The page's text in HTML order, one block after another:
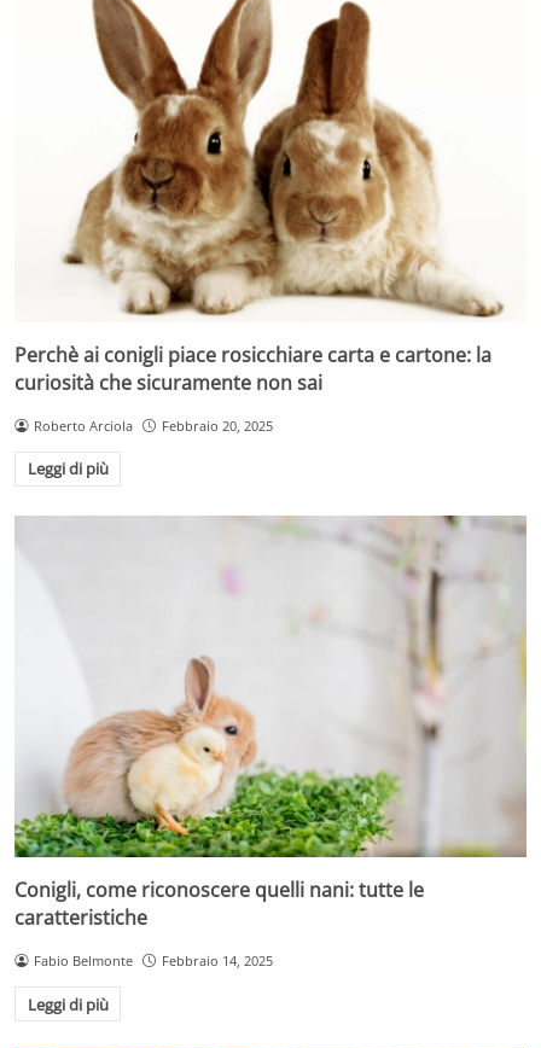
Perchè ai conigli piace rosicchiare carta e cartone: la
curiosità che sicuramente non sai
Roberto Arciola Febbraio 20, 2025
Leggi di più
Conigli, come riconoscere quelli nani: tutte le
caratteristiche
Fabio Belmonte Febbraio 14, 2025
Leggi di più